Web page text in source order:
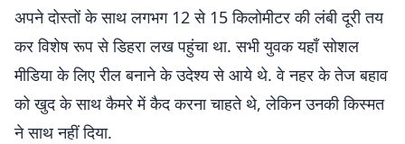
अपने दोस्तों के साथ लगभग 12 से 15 किलोमीटर की लंबी दूरी तय
कर विशेष रूप से डिहरा लख पहुंचा था. सभी युवक यहाँ सोशल
मीडिया के लिए रील बनाने के उदेश्य से आये थे. वे नहर के तेज बहाव
को खुद के साथ कैमरे में कैद करना चाहते थे, लेकिन उनकी किस्मत
ने साथ नहीं दिया.